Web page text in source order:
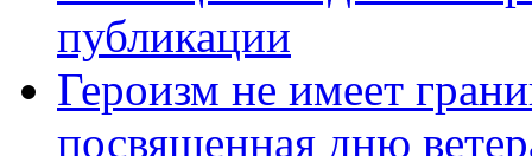
публикации
Героизм не имеет
посвященная дню